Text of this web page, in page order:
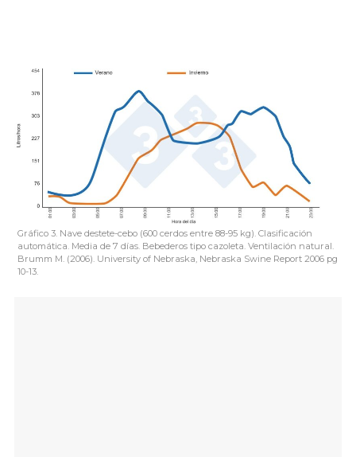
Gráfico 3. Nave destete-cebo (600 cerdos entre 88-95 kg). Clasificación
automática. Media de 7 días. Bebederos tipo cazoleta. Ventilación natural.
Brumm M. (2006). University of Nebraska, Nebraska Swine Report 2006 pg
10-13.